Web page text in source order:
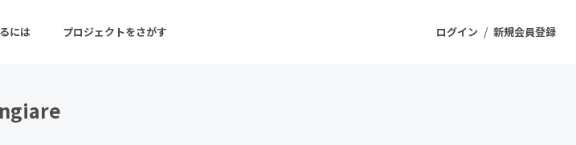
ログイン / 新規会員登録
には プロジェクトをさがす
ェクト